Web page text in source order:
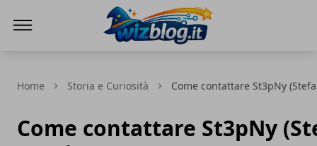
Home Storia e Curiosità Come contattare St3pNy
Come contattare St3pNy